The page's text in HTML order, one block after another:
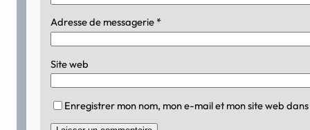
Adresse de messagerie *
Site web
Enregistrer mon nom, mon e-mail et mon site web